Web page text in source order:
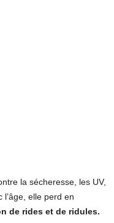
la sécheresse, les UV,
elle perd en
de rides et de ridules.